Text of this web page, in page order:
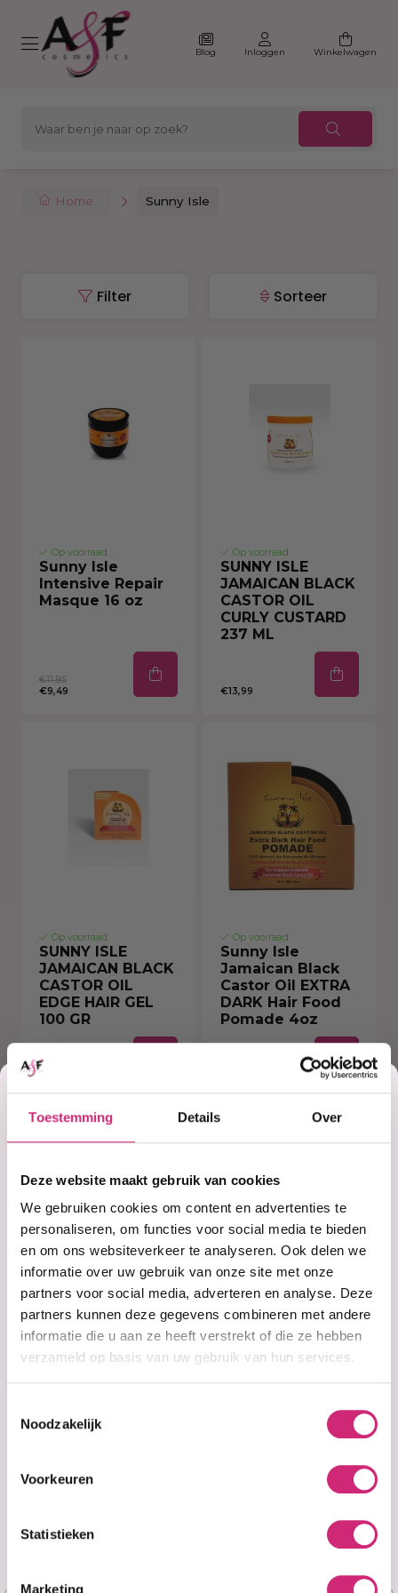
Toestemming Details Over
Deze website maakt gebruik van cookies
We gebruiken cookies om content en advertenties te
personaliseren, om functies voor social media te bieden
en om ons websiteverkeer te analyseren. Ook delen we
informatie over uw gebruik van onze site met onze
partners voor social media, adverteren en analyse. Deze
partners kunnen deze gegevens combineren met andere
informatie die u aan ze heeft verstrekt of die ze hebben
verzameld op basis van uw gebruik van hun services.
Noodzakelijk
Voorkeuren
Statistieken
Marketing
Blog Inloggen Winkelwagen
Home Sunny Isle
Filter Sorteer
Op voorraad
Sunny Isle
Intensive Repair
Masque 16 oz
€11,95
€9,49
Op voorraad
SUNNY ISLE
JAMAICAN BLACK
CASTOR OIL
CURLY CUSTARD
237 ML
€13,99
Op voorraad
SUNNY ISLE
JAMAICAN BLACK
CASTOR OIL
EDGE HAIR GEL
100 GR
€6,99
Op voorraad
Sunny Isle
Jamaican Black
Castor Oil EXTRA
DARK Hair Food
Pomade 4oz
Op voorraad
Sunny Isle
Jamaican Black
Castor Oil Extra
Op voorraad
Sunny Isle
Jamaican
Korting
op je
eerste
bestelling